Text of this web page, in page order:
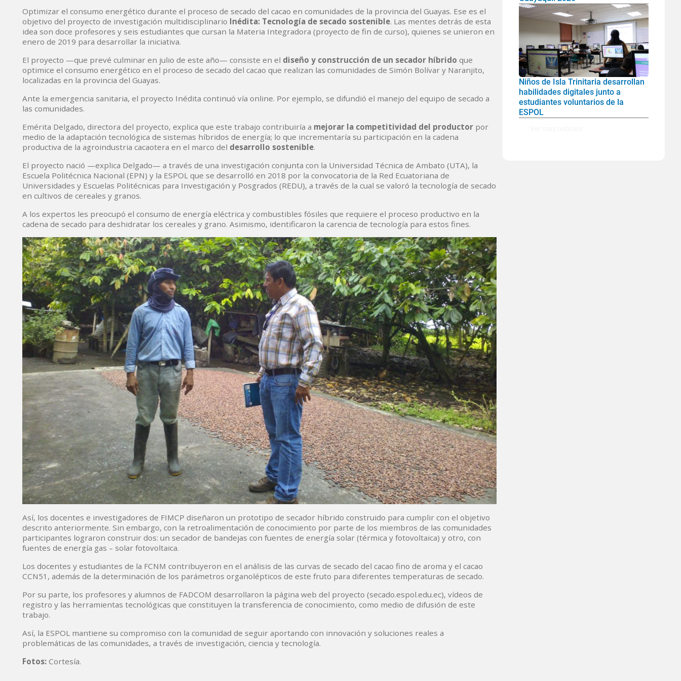
Optimizar el consumo energético durante el proceso de secado del cacao en comunidades de la provincia del Guayas. Ese es el
objetivo del proyecto de investigación multidisciplinario Inédita: Tecnología de secado sostenible. Las mentes detrás de esta
idea son doce profesores y seis estudiantes que cursan la Materia Integradora (proyecto de fin de curso), quienes se unieron en
enero de 2019 para desarrollar la iniciativa.
El proyecto —que prevé culminar en julio de este año— consiste en el diseño y construcción de un secador híbrido que
optimice el consumo energético en el proceso de secado del cacao que realizan las comunidades de Simón Bolívar y Naranjito,
localizadas en la provincia del Guayas.
Ante la emergencia sanitaria, el proyecto Inédita continuó vía online. Por ejemplo, se difundió el manejo del equipo de secado a
las comunidades.
Emérita Delgado, directora del proyecto, explica que este trabajo contribuiría a mejorar la competitividad del productor por
medio de la adaptación tecnológica de sistemas híbridos de energía; lo que incrementaría su participación en la cadena
productiva de la agroindustria cacaotera en el marco del desarrollo sostenible.
El proyecto nació —explica Delgado— a través de una investigación conjunta con la Universidad Técnica de Ambato (UTA), la
Escuela Politécnica Nacional (EPN) y la ESPOL que se desarrolló en 2018 por la convocatoria de la Red Ecuatoriana de
Universidades y Escuelas Politécnicas para Investigación y Posgrados (REDU), a través de la cual se valoró la tecnología de secado
en cultivos de cereales y granos.
A los expertos les preocupó el consumo de energía eléctrica y combustibles fósiles que requiere el proceso productivo en la
cadena de secado para deshidratar los cereales y grano. Asimismo, identificaron la carencia de tecnología para estos fines.
Así, los docentes e investigadores de FIMCP diseñaron un prototipo de secador híbrido construido para cumplir con el objetivo
descrito anteriormente. Sin embargo, con la retroalimentación de conocimiento por parte de los miembros de las comunidades
participantes lograron construir dos: un secador de bandejas con fuentes de energía solar (térmica y fotovoltaica) y otro, con
fuentes de energía gas – solar fotovoltaica.
Los docentes y estudiantes de la FCNM contribuyeron en el análisis de las curvas de secado del cacao fino de aroma y el cacao
CCN51, además de la determinación de los parámetros organolépticos de este fruto para diferentes temperaturas de secado.
Por su parte, los profesores y alumnos de FADCOM desarrollaron la página web del proyecto (secado.espol.edu.ec), vídeos de
registro y las herramientas tecnológicas que constituyen la transferencia de conocimiento, como medio de difusión de este
trabajo.
Así, la ESPOL mantiene su compromiso con la comunidad de seguir aportando con innovación y soluciones reales a
problemáticas de las comunidades, a través de investigación, ciencia y tecnología.
Fotos: Cortesía.
Niños de Isla Trinitaria desarrollan
habilidades digitales junto a
estudiantes voluntarios de la
ESPOL